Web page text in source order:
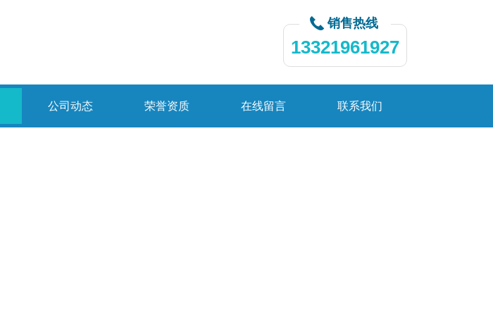
销售热线
13321961927
公司动态 荣誉资质 在线留言 联系我们